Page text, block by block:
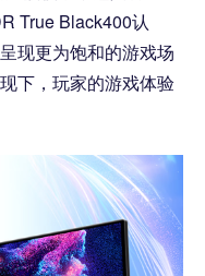
True Black400认
现更为饱和的游戏场
下，玩家的游戏体验